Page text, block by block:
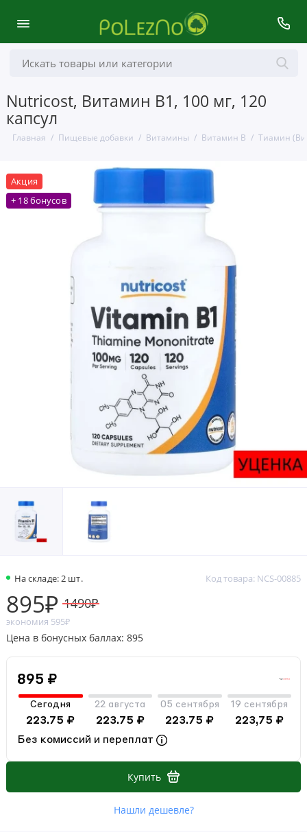
Nutricost, Витамин B1, 100 мг, 120
капсул
Главная Пищевые добавки Витамины Витамин B Тиамин
Акция
+ 18 бонусов
На складе: 2 шт. Код товара: NCS-00885
895₽ 1490₽
экономия 595₽
Цена в бонусных баллах: 895
895 ₽
Сегодня
223.75 ₽
22 августа
223.75 ₽
05 сентября
223.75 ₽
19 сентября
223,75 ₽
Без комиссий и переплат
Купить
Нашли дешевле?